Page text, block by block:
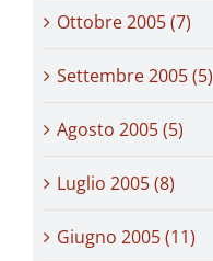
Ottobre 2005 (7)
Settembre 2005 (5)
Agosto 2005 (5)
Luglio 2005 (8)
Giugno 2005 (11)